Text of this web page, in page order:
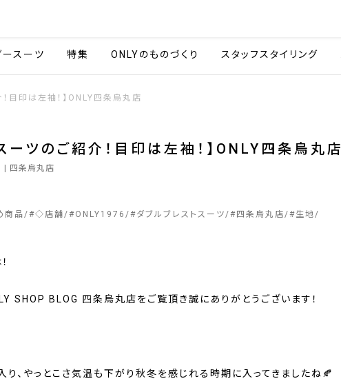
スーツ 特集 ONLYのものづくり スタッフスタイリング
目印は左袖！】ONLY四条烏丸店
ーツのご紹介！目印は左袖！】ONLY四条烏丸店
| 四条烏丸店
商品 #◇店舗 #ONLY1976 #ダブルブレストスーツ # 四条烏丸店 #生地
SHOP BLOG 四条烏丸店をご覧頂き誠にありがとうございます！
り、やっとこさ気温も下がり秋冬を感じれる時期に入ってきましたね🍂